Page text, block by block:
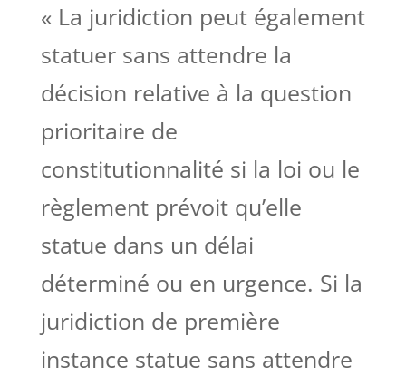
« La juridiction peut également
statuer sans attendre la
décision relative à la question
prioritaire de
constitutionnalité si la loi ou le
règlement prévoit qu’elle
statue dans un délai
déterminé ou en urgence. Si la
juridiction de première
instance statue sans attendre